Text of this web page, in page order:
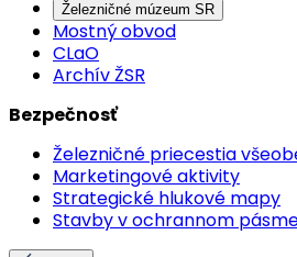
Železničné múzeum SR
Mostný obvod
CLaO
Archív ŽSR
Bezpečnosť
Železničné priecestia
Marketingové aktivity
Strategické hlukové mapy
Stavby v ochrannom